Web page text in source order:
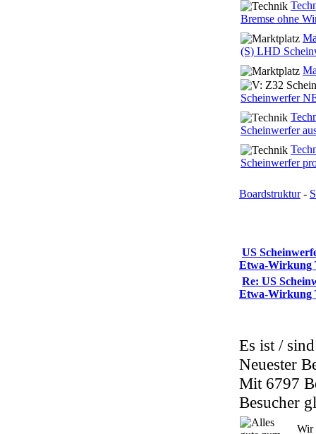
Bremse ohne
(S) LHD
Scheinwerfer
Scheinwerfer
Scheinwerfer
Boardstruktur-
US
Etwa-Wirkung
Re: US
Etwa-Wirkung
Es ist /
Neuester
Mit 6797
Besucher
Wir